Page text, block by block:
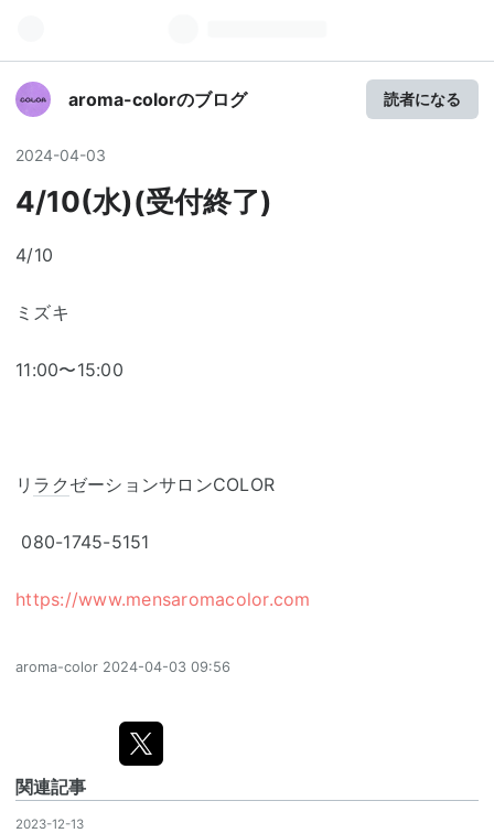
aroma-colorのブログ 読者になる
2024-04-03
4/10(水)(受付終了)
4/10
ミズキ
11:00〜15:00
リ ラク ゼーションサロンCOLOR
080-1745-5151
https://www.mensaromacolor.com
aroma-color 2024-04-03 09:56
関連記事
2023-12-13